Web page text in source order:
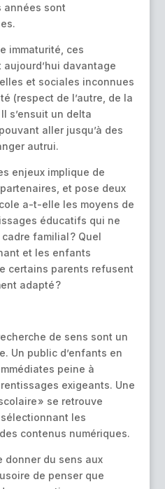
années sont
immaturité, ces
davantage
et sociales inconnues
(respect de l’autre, de la
s’ensuit un delta
aller jusqu’à des
autrui.
enjeux implique de
et pose deux
a-t-elle les moyens de
éducatifs qui ne
familial ? Quel
et les enfants
certains parents refusent
adapté ?
de sens sont un
Un public d’enfants en
peine à
exigeants. Une
» se retrouve
les
contenus numériques.
donner du sens aux
de penser que